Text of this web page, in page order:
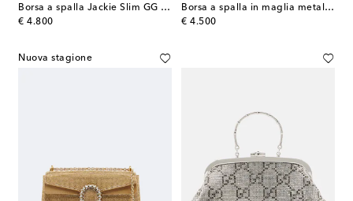
Borsa a spalla Jackie Slim GG in mesh
€ 4.800
original price
Borsa a spalla in maglia metallica GG
€ 4.500
original price
Nuova stagione